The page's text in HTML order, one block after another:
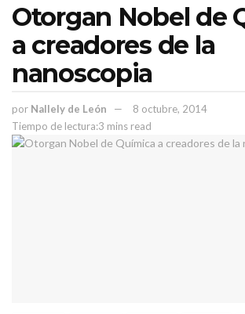
Otorgan Nobel de
a creadores de la
nanoscopia
por Nallely de León
8 octubre, 2014
Tiempo de lectura:3 mins read